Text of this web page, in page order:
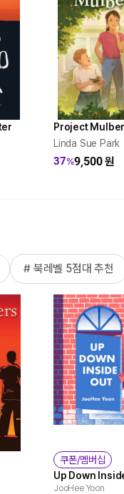
Project
Linda Sue Park
37%9,500원
# 북레벨 5점대 추천
쿠폰/멤버십
Up Down
JooHee Yoon